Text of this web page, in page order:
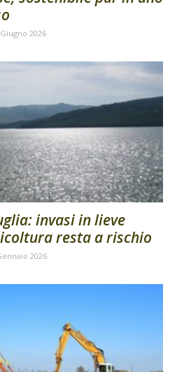
2026
invasi in lieve
resta a rischio
2026